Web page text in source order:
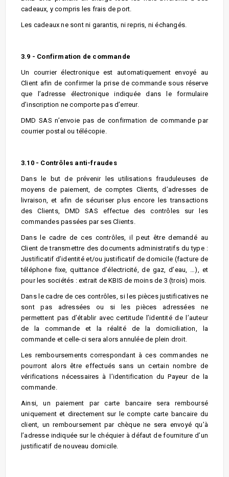
cadeaux, y compris les frais de port.
Les cadeaux ne sont ni garantis, ni repris, ni échangés.
3.9 - Confirmation de commande
Un courrier électronique est automatiquement envoyé au
Client afin de confirmer la prise de commande sous réserve
que l’adresse électronique indiquée dans le formulaire
d’inscription ne comporte pas d’erreur.
DMD SAS n’envoie pas de confirmation de commande par
courrier postal ou télécopie.
3.10 - Contrôles anti-fraudes
Dans le but de prévenir les utilisations frauduleuses de
moyens de paiement, de comptes Clients, d’adresses de
livraison, et afin de sécuriser plus encore les transactions
des Clients, DMD SAS effectue des contrôles sur les
commandes passées par ses Clients.
Dans le cadre de ces contrôles, il peut être demandé au
Client de transmettre des documents administratifs du type :
Justificatif d’identité et/ou justificatif de domicile (facture de
téléphone fixe, quittance d’électricité, de gaz, d’eau, …), et
pour les sociétés : extrait de KBIS de moins de 3 (trois) mois.
Dans le cadre de ces contrôles, si les pièces justificatives ne
sont pas adressées ou si les pièces adressées ne
permettent pas d’établir avec certitude l’identité de l’auteur
de la commande et la réalité de la domiciliation, la
commande et celle-ci sera alors annulée de plein droit.
Les remboursements correspondant à ces commandes ne
pourront alors être effectués sans un certain nombre de
vérifications nécessaires à l’identification du Payeur de la
commande.
Ainsi, un paiement par carte bancaire sera remboursé
uniquement et directement sur le compte carte bancaire du
client, un remboursement par chèque ne sera envoyé qu’à
l’adresse indiquée sur le chéquier à défaut de fourniture d’un
justificatif de nouveau domicile.